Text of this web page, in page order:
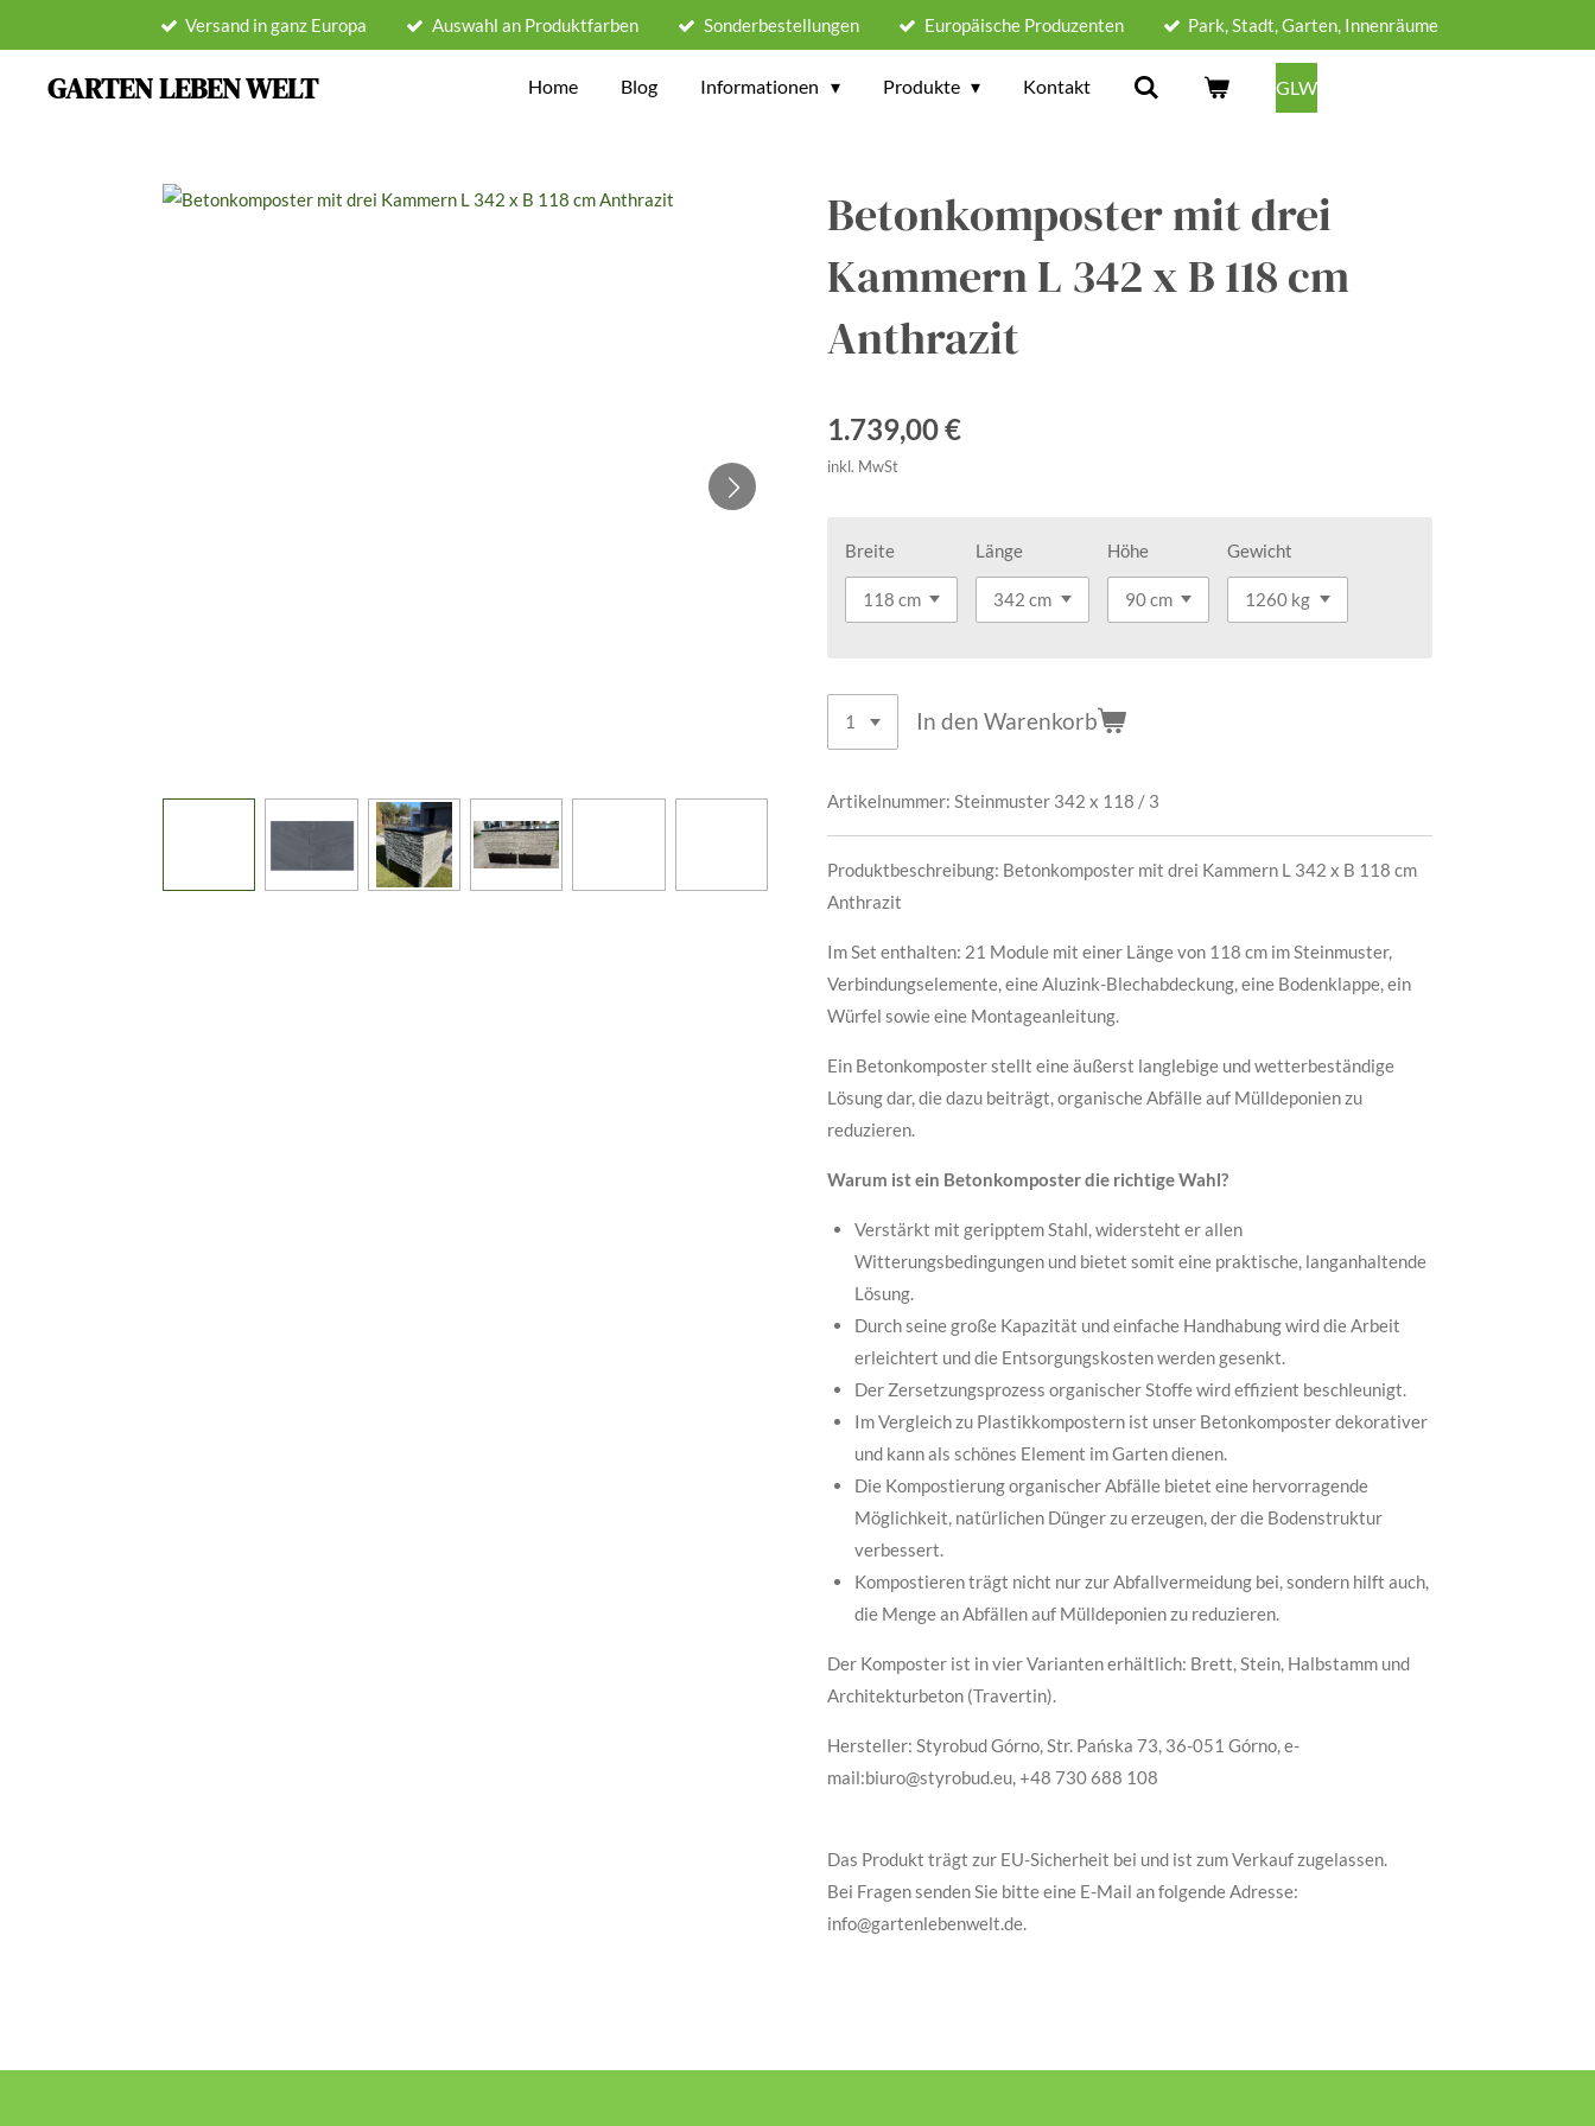
springen
Versand in ganz Europa Auswahl an Produktfarben Sonderbestellungen Europäische Produzenten Park, Stadt, Garten, Innenräume
GARTEN LEBEN WELT Home Blog Informationen Produkte Kontakt GLW
Betonkomposter mit drei
Kammern L 342 x B 118 cm
Anthrazit
1.739,00 €
inkl. MwSt
Breite Länge Höhe Gewicht
In den Warenkorb
Artikelnummer: Steinmuster 342 x 118 / 3
Produktbeschreibung: Betonkomposter mit drei Kammern L 342 x B 118 cm
Anthrazit
Im Set enthalten: 21 Module mit einer Länge von 118 cm im Steinmuster,
Verbindungselemente, eine Aluzink-Blechabdeckung, eine Bodenklappe, ein
Würfel sowie eine Montageanleitung.
Ein Betonkomposter stellt eine äußerst langlebige und wetterbeständige
Lösung dar, die dazu beiträgt, organische Abfälle auf Mülldeponien zu
reduzieren.
Warum ist ein Betonkomposter die richtige Wahl?
Verstärkt mit geripptem Stahl, widersteht er allen
Witterungsbedingungen und bietet somit eine praktische, langanhaltende
Lösung.
Durch seine große Kapazität und einfache Handhabung wird die Arbeit
erleichtert und die Entsorgungskosten werden gesenkt.
Der Zersetzungsprozess organischer Stoffe wird effizient beschleunigt.
Im Vergleich zu Plastikkompostern ist unser Betonkomposter dekorativer
und kann als schönes Element im Garten dienen.
Die Kompostierung organischer Abfälle bietet eine hervorragende
Möglichkeit, natürlichen Dünger zu erzeugen, der die Bodenstruktur
verbessert.
Kompostieren trägt nicht nur zur Abfallvermeidung bei, sondern hilft auch,
die Menge an Abfällen auf Mülldeponien zu reduzieren.
Der Komposter ist in vier Varianten erhältlich: Brett, Stein, Halbstamm und
Architekturbeton (Travertin).
Hersteller: Styrobud Górno, Str. Pańska 73, 36-051 Górno, e-
mail:biuro@styrobud.eu, +48 730 688 108
Das Produkt trägt zur EU-Sicherheit bei und ist zum Verkauf zugelassen.
Bei Fragen senden Sie bitte eine E-Mail an folgende Adresse:
info@gartenlebenwelt.de.